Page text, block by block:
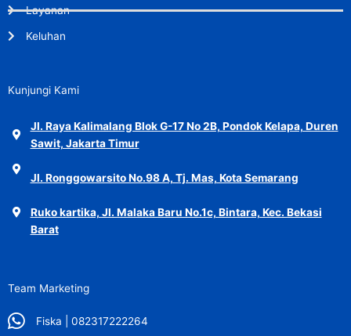
Layanan
Keluhan
Kunjungi Kami
Jl. Raya Kalimalang Blok G-17 No 2B, Pondok Kelapa, Duren
Sawit, Jakarta Timur
Jl. Ronggowarsito No.98 A, Tj. Mas, Kota Semarang
Ruko kartika, Jl. Malaka Baru No.1c, Bintara, Kec. Bekasi
Barat
Team Marketing
Fiska | 082317222264